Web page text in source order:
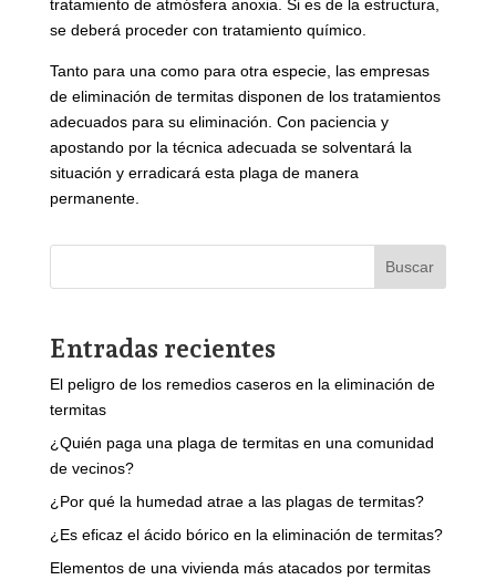
tratamiento de atmósfera anoxia. Si es de la estructura,
se deberá proceder con tratamiento químico.
Tanto para una como para otra especie, las empresas
de eliminación de termitas disponen de los tratamientos
adecuados para su eliminación. Con paciencia y
apostando por la técnica adecuada se solventará la
situación y erradicará esta plaga de manera
permanente.
Buscar
Entradas recientes
El peligro de los remedios caseros en la eliminación de
termitas
¿Quién paga una plaga de termitas en una comunidad
de vecinos?
¿Por qué la humedad atrae a las plagas de termitas?
¿Es eficaz el ácido bórico en la eliminación de termitas?
Elementos de una vivienda más atacados por termitas